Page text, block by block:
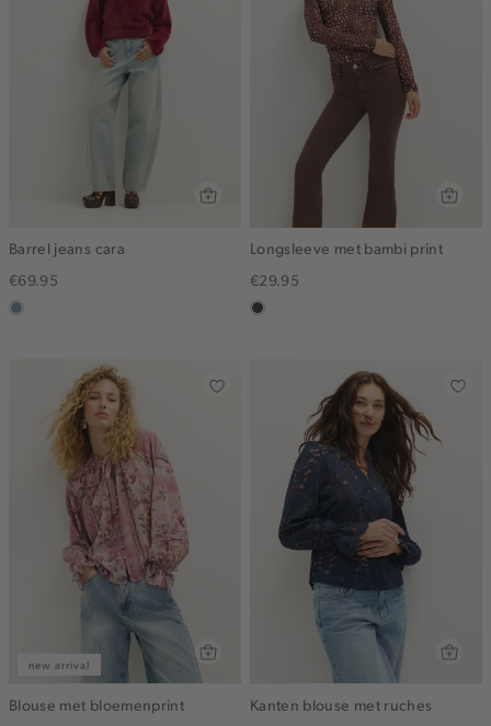
Barrel jeans cara
€69.95
dusty
Longsleeve met bambi print
€29.95
choco
new arrival
Blouse met bloemenprint
Kanten blouse met ruches